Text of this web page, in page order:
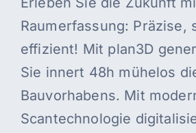
Raumerfassung: Präzise,
effizient! Mit plan3D
Sie innert 48h mühelos
Bauvorhabens. Mit
Scantechnologie